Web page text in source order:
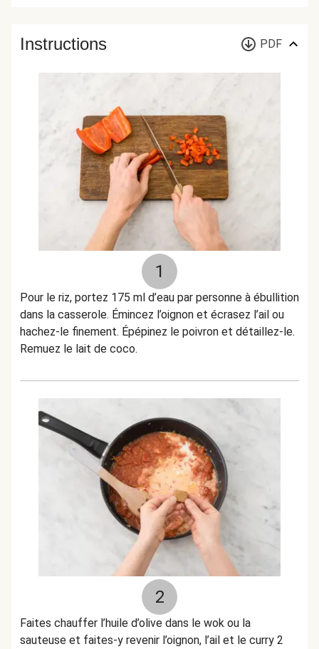
Instructions PDF
1
Pour le riz, portez 175 ml d’eau par personne à ébullition
dans la casserole. Émincez l’oignon et écrasez l’ail ou
hachez-le finement. Épépinez le poivron et détaillez-le.
Remuez le lait de coco.
2
Faites chauffer l’huile d’olive dans le wok ou la
sauteuse et faites-y revenir l’oignon, l’ail et le curry 2